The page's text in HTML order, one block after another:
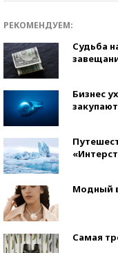
РЕКОМЕНДУЕМ:
Судьба
Бизнес
Модный
Самая